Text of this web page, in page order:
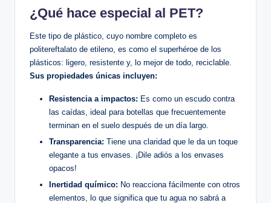
¿Qué hace especial al PET?
Este​ tipo de plástico, cuyo nombre completo es
politereftalato de‍ etileno, es como⁣ el superhéroe de​ los
plásticos: ligero,⁤ resistente ⁣y, lo ‍mejor de​ todo, reciclable.⁤
Sus‍ propiedades únicas incluyen:
Resistencia a impactos: Es como un escudo ‍contra
las caídas, ideal para botellas que frecuentemente⁣
terminan en el suelo después de un día largo.
Transparencia: Tiene ⁢una claridad que le ⁤da un toque
elegante a tus envases. ¡Dile adiós a los envases
opacos!
Inertidad químico: No reacciona​ fácilmente con otros
elementos, lo que significa que tu agua no sabrá a